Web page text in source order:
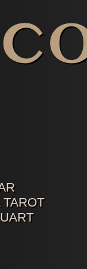
TAROT